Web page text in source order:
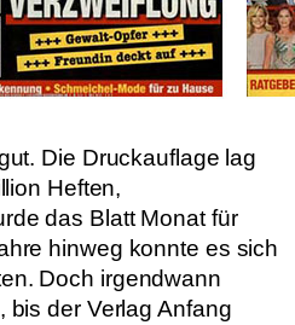
Die Druckauflage lag
Heften,
das Blatt Monat für
hinweg konnte es sich
Doch irgendwann
bis der Verlag Anfang